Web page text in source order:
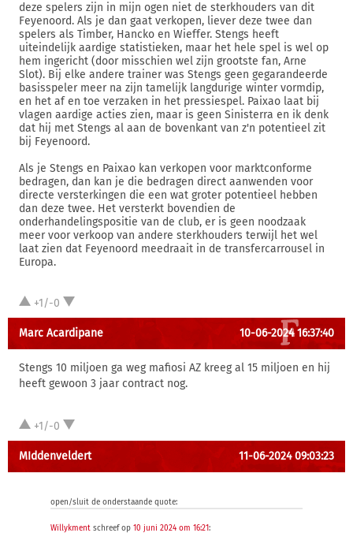
deze spelers zijn in mijn ogen niet de sterkhouders van dit
Feyenoord. Als je dan gaat verkopen, liever deze twee dan
spelers als Timber, Hancko en Wieffer. Stengs heeft
uiteindelijk aardige statistieken, maar het hele spel is wel op
hem ingericht (door misschien wel zijn grootste fan, Arne
Slot). Bij elke andere trainer was Stengs geen gegarandeerde
basisspeler meer na zijn tamelijk langdurige winter vormdip,
en het af en toe verzaken in het pressiespel. Paixao laat bij
vlagen aardige acties zien, maar is geen Sinisterra en ik denk
dat hij met Stengs al aan de bovenkant van z'n potentieel zit
bij Feyenoord.
Als je Stengs en Paixao kan verkopen voor marktconforme
bedragen, dan kan je die bedragen direct aanwenden voor
directe versterkingen die een wat groter potentieel hebben
dan deze twee. Het versterkt bovendien de
onderhandelingspositie van de club, er is geen noodzaak
meer voor verkoop van andere sterkhouders terwijl het wel
laat zien dat Feyenoord meedraait in de transfercarrousel in
Europa.
+1/-0
Marc Acardipane 10-06-2024 16:37:40
Stengs 10 miljoen ga weg mafiosi AZ kreeg al 15 miljoen en hij
heeft gewoon 3 jaar contract nog.
+1/-0
MIddenveldert 11-06-2024 09:03:23
open/sluit de onderstaande quote:
Willykment schreef op 10 juni 2024 om 16:21: